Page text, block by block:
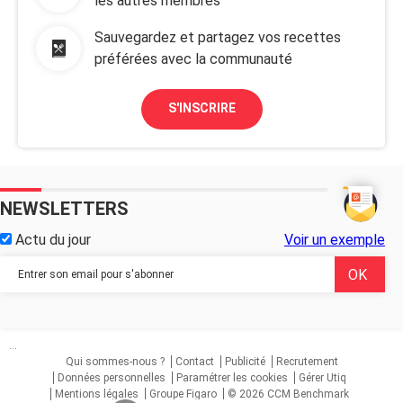
Sauvegardez et partagez vos recettes
préférées avec la communauté
S'INSCRIRE
NEWSLETTERS
Actu du jour Voir un exemple
...
Qui sommes-nous ?
Contact Publicité
Recrutement
Données personnelles
Paramétrer les cookies
Gérer Utiq
Mentions légales
Groupe Figaro © 2026 CCM Benchmark